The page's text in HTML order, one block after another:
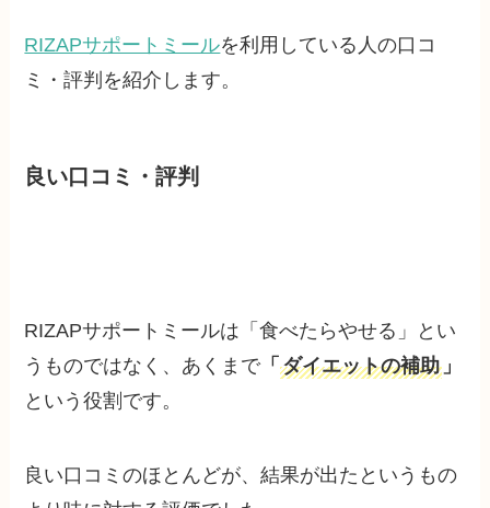
RIZAPサポートミールを利用している人の口コ
ミ・評判を紹介します。
良い口コミ・評判
RIZAPサポートミールは「食べたらやせる」とい
うものではなく、あくまで「ダイエットの補助 」
という役割です。
良い口コミのほとんどが、結果が出たというもの